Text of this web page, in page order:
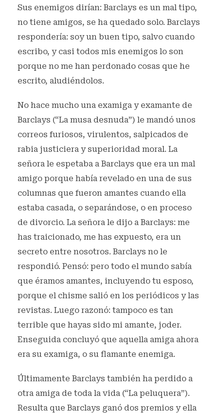
Sus enemigos dirían: Barclays es un mal tipo,
no tiene amigos, se ha quedado solo. Barclays
respondería: soy un buen tipo, salvo cuando
escribo, y casi todos mis enemigos lo son
porque no me han perdonado cosas que he
escrito, aludiéndolos.
No hace mucho una examiga y examante de
Barclays (“La musa desnuda”) le mandó unos
correos furiosos, virulentos, salpicados de
rabia justiciera y superioridad moral. La
señora le espetaba a Barclays que era un mal
amigo porque había revelado en una de sus
columnas que fueron amantes cuando ella
estaba casada, o separándose, o en proceso
de divorcio. La señora le dijo a Barclays: me
has traicionado, me has expuesto, era un
secreto entre nosotros. Barclays no le
respondió. Pensó: pero todo el mundo sabía
que éramos amantes, incluyendo tu esposo,
porque el chisme salió en los periódicos y las
revistas. Luego razonó: tampoco es tan
terrible que hayas sido mi amante, joder.
Enseguida concluyó que aquella amiga ahora
era su examiga, o su flamante enemiga.
Últimamente Barclays también ha perdido a
otra amiga de toda la vida (“La peluquera”).
Resulta que Barclays ganó dos premios y ella